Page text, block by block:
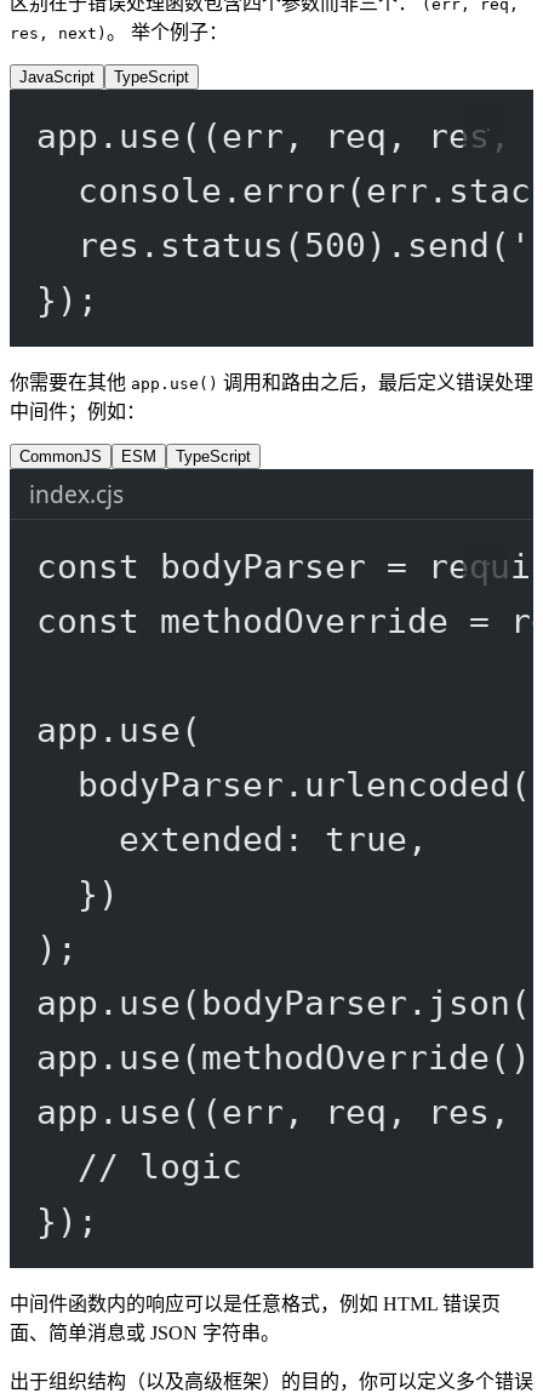
(err, req,
res, next) 。 举个例子：
JavaScript TypeScript
app. use((err , req , res,
console. error
res. status ( 500 ). send (
});
你需要在其他 app.use() 调用和路由之后，最后定义错误处理
中间件；例如：
CommonJS ESM TypeScript
index.cjs
const bodyParser =
const
methodOverride =
app. use(
bodyParser. urlencoded
extended: true ,
})
);
app. use(bodyParser. json
app. use(methodOverride
app. use((err , req , res ,
// logic
});
中间件函数内的响应可以是任意格式，例如 HTML 错误页
面、简单消息或 JSON 字符串。
出于组织结构（以及高级框架）的目的，你可以定义多个错误